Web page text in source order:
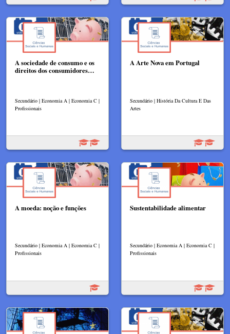
A sociedade de consumo e os
direitos dos consumidores…
Secundário | Economia A | Economia C |
Profissionais
A Arte Nova em Portugal
Secundário | História Da Cultura E Das
Artes
A moeda: noção e funções
Secundário | Economia A | Economia C |
Profissionais
Sustentabilidade alimentar
Secundário | Economia A | Economia C |
Profissionais